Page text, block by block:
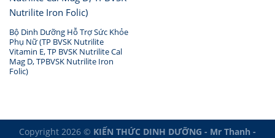
Bộ Dinh Dưỡng Hỗ Trợ Sức Khỏe
Phụ Nữ (TP BVSK Nutrilite
Vitamin E, TP BVSK Nutrilite Cal
Mag D, TPBVSK Nutrilite Iron
Folic)
Copyright 2026 © KIẾN THỨC DINH DƯỠNG - Mr Thanh -